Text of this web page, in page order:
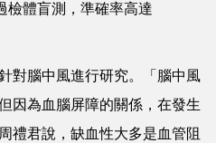
檢體盲測，準確率高達
對腦中風進行研究。「腦中風
因為血腦屏障的關係，在發生
禮君說，缺血性大多是血管阻